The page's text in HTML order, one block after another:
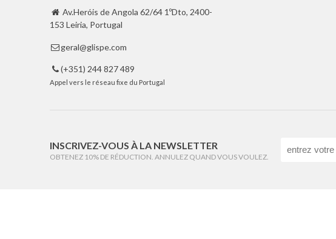
 Av.Heróis de Angola 62/64 1ºDto, 2400-
153 Leiria, Portugal
 geral@glispe.com
 (+351) 244 827 489
Appel vers le réseau fixe du Portugal
INSCRIVEZ-VOUS À LA NEWSLETTER
OBTENEZ 10% DE RÉDUCTION. ANNULEZ QUAND VOUS VOULEZ.